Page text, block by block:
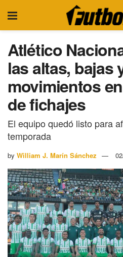
Atlético
las altas, bajas
movimientos
de fichajes
El equipo quedó listo para
temporada
by William J. Marín Sánchez